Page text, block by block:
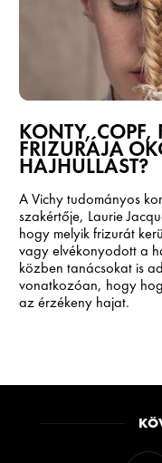
KONTY, COPF,
FRIZURÁJA
HAJHULLÁST?
A Vichy tudományos
szakértője, Laurie
hogy melyik frizurát
vagy elvékonyodott a
közben tanácsokat is
vonatkozóan, hogy
az érzékeny hajat.